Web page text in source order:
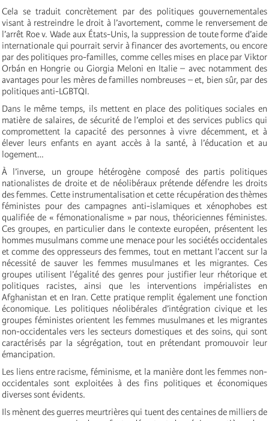
Cela se traduit concrètement par des politiques gouvernementales
visant à restreindre le droit à l’avortement, comme le renversement de
l’arrêt Roe v. Wade aux États-Unis, la suppression de toute forme d’aide
internationale qui pourrait servir à financer des avortements, ou encore
par des politiques pro-familles, comme celles mises en place par Viktor
Orbán en Hongrie ou Giorgia Meloni en Italie – avec notamment des
avantages pour les mères de familles nombreuses – et, bien sûr, par des
politiques anti-LGBTQI.
Dans le même temps, ils mettent en place des politiques sociales en
matière de salaires, de sécurité de l’emploi et des services publics qui
compromettent la capacité des personnes à vivre décemment, et à
élever leurs enfants en ayant accès à la santé, à l’éducation et au
logement…
À l’inverse, un groupe hétérogène composé des partis politiques
nationalistes de droite et de néolibéraux prétende défendre les droits
des femmes. Cette instrumentalisation et cette récupération des thèmes
féministes pour des campagnes anti-islamiques et xénophobes est
qualifiée de « fémonationalisme » par nous, théoriciennes féministes.
Ces groupes, en particulier dans le contexte européen, présentent les
hommes musulmans comme une menace pour les sociétés occidentales
et comme des oppresseurs des femmes, tout en mettant l’accent sur la
nécessité de sauver les femmes musulmanes et les migrantes. Ces
groupes utilisent l’égalité des genres pour justifier leur rhétorique et
politiques racistes, ainsi que les interventions impérialistes en
Afghanistan et en Iran. Cette pratique remplit également une fonction
économique. Les politiques néolibérales d’intégration civique et les
groupes féministes orientent les femmes musulmanes et les migrantes
non-occidentales vers les secteurs domestiques et des soins, qui sont
caractérisés par la ségrégation, tout en prétendant promouvoir leur
émancipation.
Les liens entre racisme, féminisme, et la manière dont les femmes non-
occidentales sont exploitées à des fins politiques et économiques
diverses sont évidents.
Ils mènent des guerres meurtrières qui tuent des centaines de milliers de